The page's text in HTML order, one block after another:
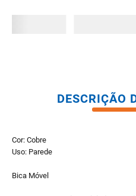
DESCRIÇÃO
Cor: Cobre
Uso: Parede
Bica Móvel